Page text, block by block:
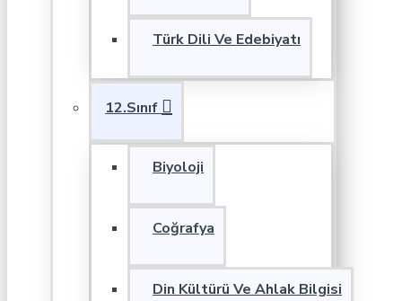
Türk Dili Ve Edebiyatı
12.Sınıf
Biyoloji
Coğrafya
Din Kültürü Ve Ahlak Bilgisi